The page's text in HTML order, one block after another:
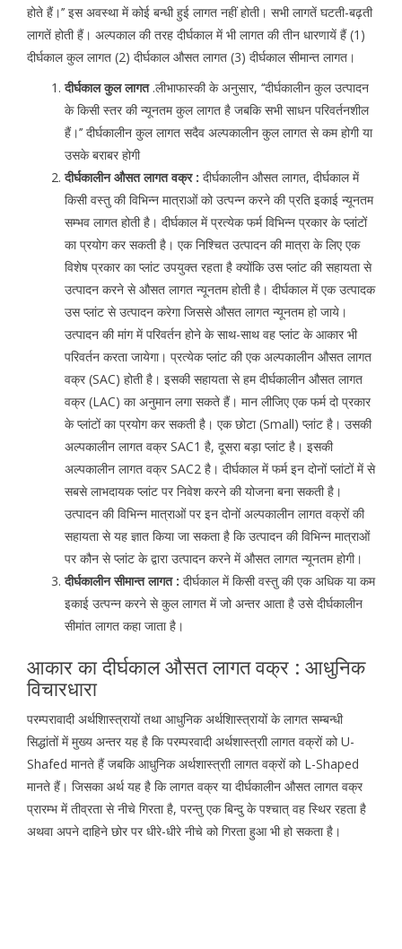
होते हैं।’’ इस अवस्था में कोई बन्धी हुई लागत नहीं होती। सभी लागतें घटती-बढ़ती
लागतें होती हैं। अल्पकाल की तरह दीर्घकाल में भी लागत की तीन धारणायें हैं (1)
दीर्घकाल कुल लागत (2) दीर्घकाल औसत लागत (3) दीर्घकाल सीमान्त लागत।
दीर्घकाल कुल लागत .लीभाफास्की के अनुसार, ‘‘दीर्घकालीन कुल उत्पादन
के किसी स्तर की न्यूनतम कुल लागत है जबकि सभी साधन परिवर्तनशील
हैं।’’ दीर्घकालीन कुल लागत सदैव अल्पकालीन कुल लागत से कम होगी या
उसके बराबर होगी
दीर्घकालीन औसत लागत वक्र : दीर्घकालीन औसत लागत, दीर्घकाल में
किसी वस्तु की विभिन्न मात्राओं को उत्पन्न करने की प्रति इकाई न्यूनतम
सम्भव लागत होती है। दीर्घकाल में प्रत्येक फर्म विभिन्न प्रकार के प्लांटों
का प्रयोग कर सकती है। एक निश्चित उत्पादन की मात्रा के लिए एक
विशेष प्रकार का प्लांट उपयुक्त रहता है क्योंकि उस प्लांट की सहायता से
उत्पादन करने से औसत लागत न्यूनतम होती है। दीर्घकाल में एक उत्पादक
उस प्लांट से उत्पादन करेगा जिससे औसत लागत न्यूनतम हो जाये।
उत्पादन की मांग में परिवर्तन होने के साथ-साथ वह प्लांट के आकार भी
परिवर्तन करता जायेगा। प्रत्येक प्लांट की एक अल्पकालीन औसत लागत
वक्र (SAC) होती है। इसकी सहायता से हम दीर्घकालीन औसत लागत
वक्र (LAC) का अनुमान लगा सकते हैं। मान लीजिए एक फर्म दो प्रकार
के प्लांटों का प्रयोग कर सकती है। एक छोटा (Small) प्लांट है। उसकी
अल्पकालीन लागत वक्र SAC1 है, दूसरा बड़ा प्लांट है। इसकी
अल्पकालीन लागत वक्र SAC2 है। दीर्घकाल में फर्म इन दोनों प्लांटों में से
सबसे लाभदायक प्लांट पर निवेश करने की योजना बना सकती है।
उत्पादन की विभिन्न मात्राओं पर इन दोनों अल्पकालीन लागत वक्रों की
सहायता से यह ज्ञात किया जा सकता है कि उत्पादन की विभिन्न मात्राओं
पर कौन से प्लांट के द्वारा उत्पादन करने में औसत लागत न्यूनतम होगी।
दीर्घकालीन सीमान्त लागत : दीर्घकाल में किसी वस्तु की एक अधिक या कम
इकाई उत्पन्न करने से कुल लागत में जो अन्तर आता है उसे दीर्घकालीन
सीमांत लागत कहा जाता है।
आकार का दीर्घकाल औसत लागत वक्र : आधुनिक
विचारधारा
परम्परावादी अर्थशािस्त्रायों तथा आधुनिक अर्थशािस्त्रायों के लागत सम्बन्धी
सिद्धांतों में मुख्य अन्तर यह है कि परम्परवादी अर्थशास्त्राी लागत वक्रों को U-
Shafed मानते हैं जबकि आधुनिक अर्थशास्त्राी लागत वक्रों को L-Shaped
मानते हैं। जिसका अर्थ यह है कि लागत वक्र या दीर्घकालीन औसत लागत वक्र
प्रारम्भ में तीव्रता से नीचे गिरता है, परन्तु एक बिन्दु के पश्चात् वह स्थिर रहता है
अथवा अपने दाहिने छोर पर धीरे-धीरे नीचे को गिरता हुआ भी हो सकता है।